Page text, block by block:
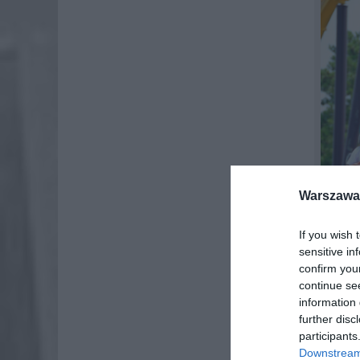
If you wish
sensitive
confirm
continue
information
further
Nie